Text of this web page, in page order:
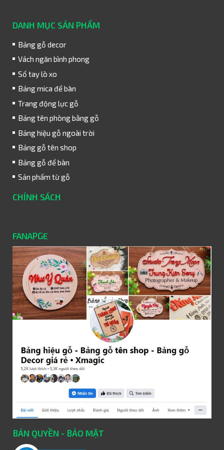
DANH MỤC SẢN PHẨM
Bảng gỗ decor
Vách ngăn bình phong
Sổ tay lò xo
Bảng mica để bàn
Trang động lực gỗ
Bảng tên phòng bằng gỗ
Bảng hiệu gỗ ngoài trời
Bảng gỗ tên shop
Bảng gỗ để bàn
Sản phẩm từ gỗ
CHÍNH SÁCH
FANAPGE
BẢN QUYỀN - BẢO MẬT